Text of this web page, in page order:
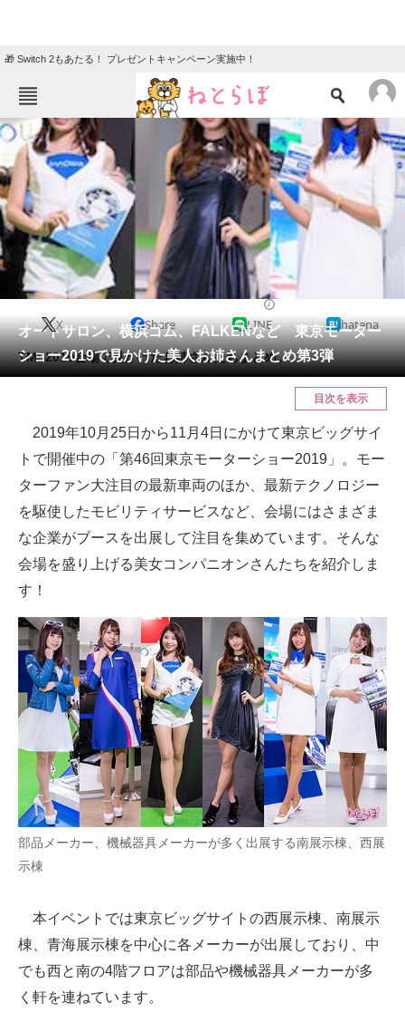
🎁 Switch 2もあたる！ プレゼントキャンペーン実施中！
ねとらぼメニュー
TOP ニュース
エンタメ クイズ
グルメ 地域
住まい 教育・育児
動物 リサーチ
会員記事
メディア
ITの今と未来を見通す
スマホと通信の最新トレンド
進化するPCとデバイスの未来
好きが集まる 比べて選べる
AI活用のいまが分かる
企業ITのトレンドを詳説
経営リーダーのコミュニティ
マーケ×ITの今がよく分かる
ITエンジニア向け専門サイト
企業向けIT製品の総合サイト
製造業のIT導入・活用を支援
モノづくり技術者専門サイト
エレクトロニクス専門サイト
オートサロン、横浜ゴム、FALKENなど 東京モーター
ショー2019で見かけた美人お姉さんまとめ第3弾
X Share LINE hatena
TMS2019会場で見かけたお姉さんたちまとめ。
目次を表示
2019年10月25日から11月4日にかけて東京ビッグサイ
トで開催中の「第46回東京モーターショー2019」。モー
ターファン大注目の最新車両のほか、最新テクノロジー
を駆使したモビリティサービスなど、会場にはさまざま
な企業がブースを出展して注目を集めています。そんな
会場を盛り上げる美女コンパニオンさんたちを紹介しま
す！
部品メーカー、機械器具メーカーが多く出展する南展示棟、西展
示棟
本イベントでは東京ビッグサイトの西展示棟、南展示
棟、青海展示棟を中心に各メーカーが出展しており、中
でも西と南の4階フロアは部品や機械器具メーカーが多
く軒を連ねています。